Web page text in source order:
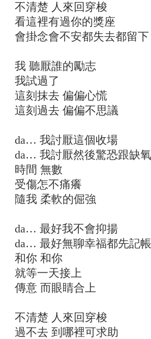
不清楚 人來回穿梭
看這裡有過你的獎座
會掛念會不安都失去都留
我 聽厭誰的勵志
我試過了
這刻抹去 偏偏心慌
這刻過去 偏偏不思議
da… 我討厭這個收場
da… 我討厭然後驚恐跟缺氧
時間 無數
受傷怎不痛癢
隨我 柔軟的倔強
da… 最好我不會抑揚
da… 最好無聊幸福都先記帳
和你 和你
就等一天接上
傳意 而眼睛合上
不清楚 人來回穿梭
過不去 到哪裡可求助